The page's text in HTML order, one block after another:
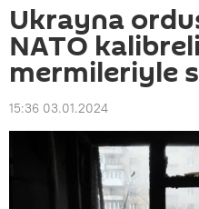
Ukrayna
NATO
mermileriyle
15:36 03.01.2024